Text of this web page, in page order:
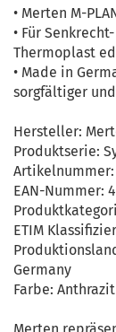
• Merten M-
• Für
Thermoplast
• Made in
sorgfältiger
Hersteller:
Produktserie:
Artikelnummer:
EAN-Nummer:
ETIM
Germany
Farbe: